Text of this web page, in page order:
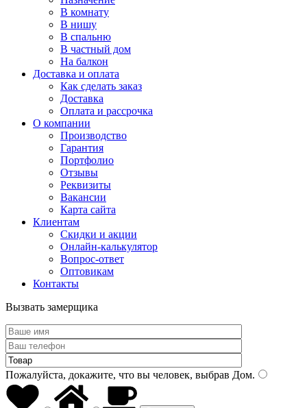
В комнату
В нишу
В спальню
В частный дом
На балкон
Доставка и оплата
Как сделать заказ
Доставка
Оплата и рассрочка
О компании
Производство
Гарантия
Портфолио
Отзывы
Реквизиты
Вакансии
Карта сайта
Клиентам
Скидки и акции
Онлайн-калькулятор
Вопрос-ответ
Оптовикам
Контакты
Вызвать замерщика
Пожалуйста, докажите, что вы человек, выбрав Дом.